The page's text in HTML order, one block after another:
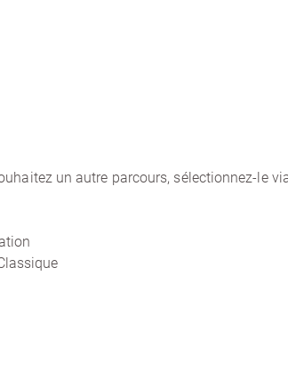
un autre parcours, sélectionnez-le